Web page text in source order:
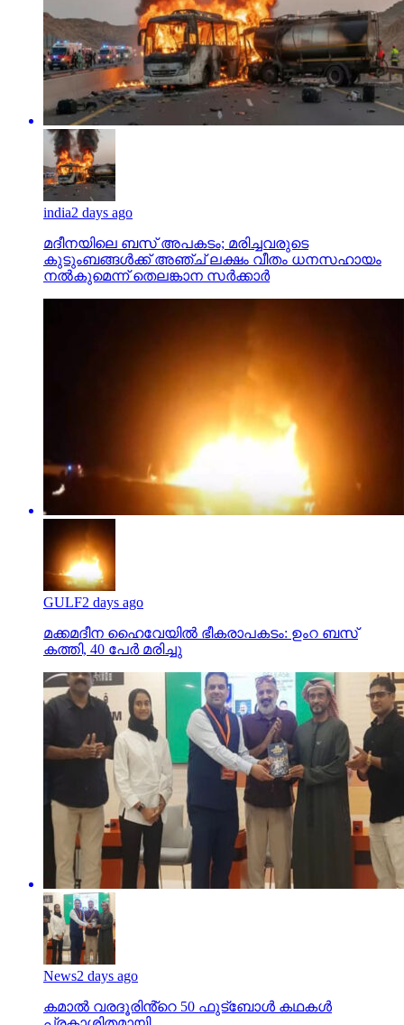
india2 days ago
മദീനയിലെ ബസ് അപകടം; മരിച്ചവരുടെ
നല്‍കുമെന്ന് തെലങ്കാന സര്‍ക്കാര്‍
GULF
2 days ago
മക്കമദീന ഹൈവേയില്‍ ഭീകരാപകടം: ഉംറ ബസ്
News
2 days ago
കമാൽ വരദൂരിൻ്റെ 50 ഫുട്ബോൾ കഥകൾ